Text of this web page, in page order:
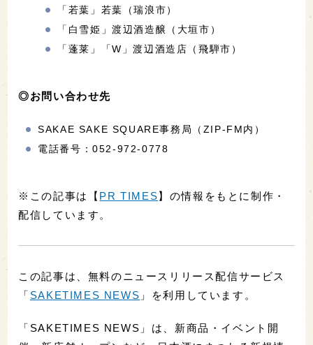
「若葉」若葉（瑞浪市）
「白雪姫」渡辺酒造醸（大垣市）
「蓬莱」「W」渡辺酒造店（飛騨市）
◎お問い合わせ先
SAKAE SAKE SQUARE事務局（ZIP-FM内）
電話番号：052-972-0778
※この記事は【 PR TIMES 】の情報をもとに制作・
配信しています。
この記事は、無料のニュースリリース配信サービス
「 SAKETIMES NEWS 」を利用しています。
「SAKETIMES NEWS」は、新商品・イベント開